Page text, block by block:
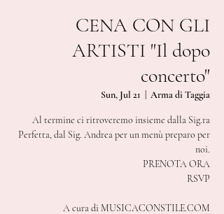
CENA CON GLI
ARTISTI "Il dopo
concerto"
Sun, Jul 21 Arma di Taggia
Al termine ci ritroveremo insieme dalla Sig.ra
Perfetta, dal Sig. Andrea per un menù preparo per
noi.
PRENOTA ORA
RSVP
A cura di MUSICACONSTILE.COM